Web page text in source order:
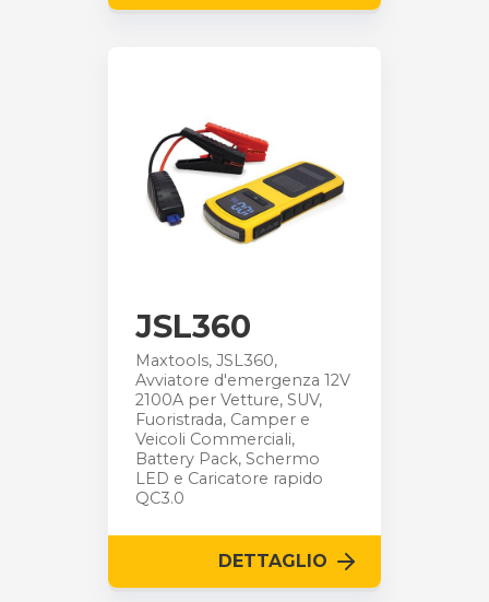
JSL360
Maxtools, JSL360,
Avviatore d'emergenza 12V
2100A per Vetture, SUV,
Fuoristrada, Camper e
Veicoli Commerciali,
Battery Pack, Schermo
LED e Caricatore rapido
QC3.0
DETTAGLIO